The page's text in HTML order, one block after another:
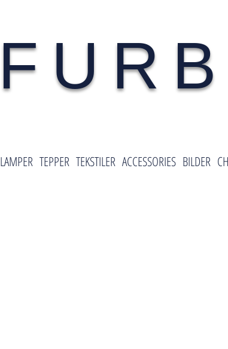
LAMPER TEPPER TEKSTILER ACCESSORIES BILDER